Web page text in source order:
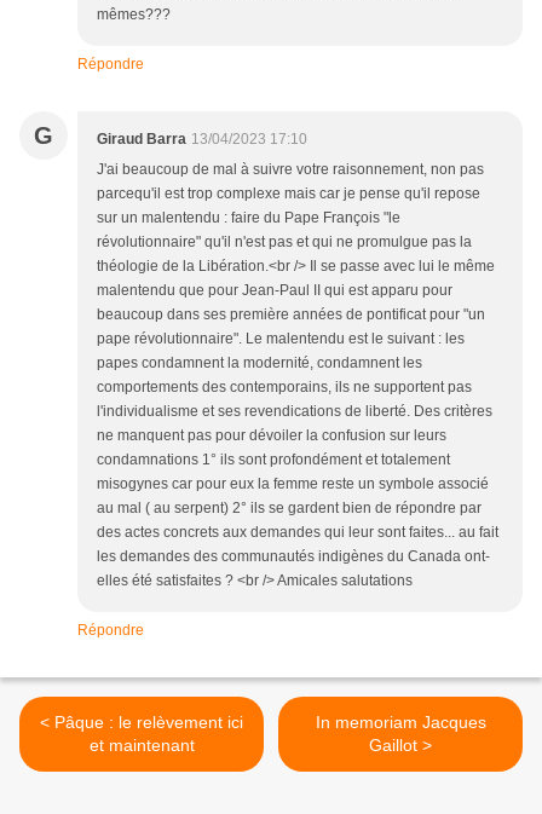
mêmes???
Répondre
G Giraud Barra 13/04/2023 17:10
J'ai beaucoup de mal à suivre votre raisonnement, non pas
parcequ'il est trop complexe mais car je pense qu'il repose
sur un malentendu : faire du Pape François "le
révolutionnaire" qu'il n'est pas et qui ne promulgue pas la
théologie de la Libération.<br /> Il se passe avec lui le même
malentendu que pour Jean-Paul II qui est apparu pour
beaucoup dans ses première années de pontificat pour "un
pape révolutionnaire". Le malentendu est le suivant : les
papes condamnent la modernité, condamnent les
comportements des contemporains, ils ne supportent pas
l'individualisme et ses revendications de liberté. Des critères
ne manquent pas pour dévoiler la confusion sur leurs
condamnations 1° ils sont profondément et totalement
misogynes car pour eux la femme reste un symbole associé
au mal ( au serpent) 2° ils se gardent bien de répondre par
des actes concrets aux demandes qui leur sont faites... au fait
les demandes des communautés indigènes du Canada ont-
elles été satisfaites ? <br /> Amicales salutations
Répondre
< Pâque : le relèvement ici
et maintenant
In memoriam Jacques
Gaillot >